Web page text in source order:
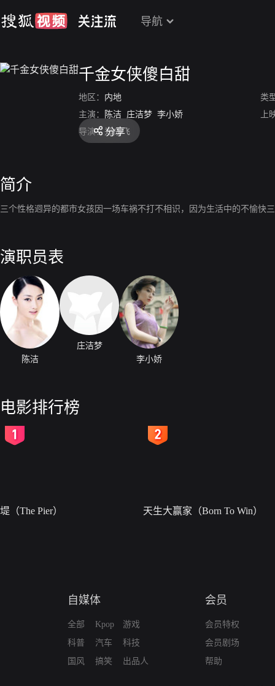
导航
千金女侠傻白甜
地区： 内地
类
主演：
陈洁 庄洁梦 李小娇
上
导演： 郑成飞
分享
简介
三个性格迥异的都市女孩因一场车祸不打不相识，因为生活中的不愉快
演职员表
陈洁
庄洁梦
李小娇
电影排行榜
堤（The Pier） 天生大赢家（Born To Win）
自媒体
全部
科普
国风
Kpop
汽车
搞笑
游戏
科技
出品人
会员
会员特权
会员剧场
帮助